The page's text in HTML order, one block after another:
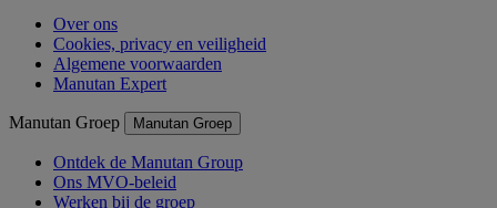
Over ons
Cookies, privacy en veiligheid
Algemene voorwaarden
Manutan Expert
Manutan Groep Manutan Groep
Ontdek de Manutan Group
Ons MVO-beleid
Werken bij de groep